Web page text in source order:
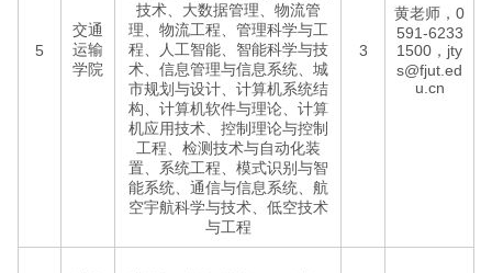
5
交通
运输
学院
技术、大数据管理、物流管
理、物流工程、管理科学与工
程、人工智能、智能科学与技
术、信息管理与信息系统、城
市规划与设计、计算机系统结
构、计算机软件与理论、计算
机应用技术、控制理论与控制
工程、检测技术与自动化装
置、系统工程、模式识别与智
能系统、通信与信息系统、航
空宇航科学与技术、低空技术
与工程
3
黄老师，0
591-6233
1500，jty
s@fjut.ed
u.cn